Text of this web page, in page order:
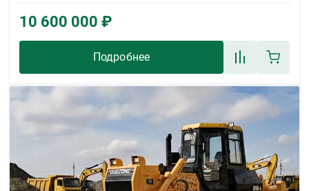
10 600 000 ₽
Подробнее